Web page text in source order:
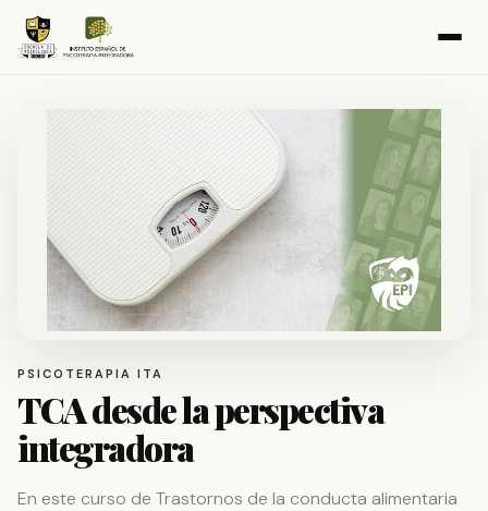
PSICOTERAPIA ITA
TCA desde la perspectiva
integradora
En este curso de Trastornos de la conducta alimentaria